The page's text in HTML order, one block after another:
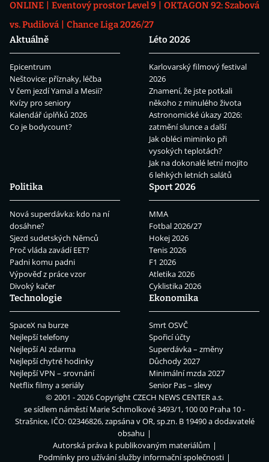
ONLINE
Eventový prostor Level 9
OKTAGON 92: Szabová
vs. Pudilová
Chance Liga 2026/27
Aktuálně
Epicentrum
Neštovice: příznaky, léčba
V čem jezdí Yamal a Mesii?
Kvízy pro seniory
Kalendář úplňků 2026
Co je bodycount?
Léto 2026
Karlovarský filmový festival
2026
Znamení, že jste potkali
někoho z minulého života
Astronomické úkazy 2026:
zatmění slunce a další
Jak obléci miminko při
vysokých teplotách?
Jak na dokonalé letní mojito
6 lehkých letních salátů
Politika
Nová superdávka: kdo na ní
dosáhne?
Sjezd sudetských Němců
Proč vláda zavádí EET?
Padni komu padni
Výpověď z práce vzor
Divoký kačer
Sport 2026
MMA
Fotbal 2026/27
Hokej 2026
Tenis 2026
F1 2026
Atletika 2026
Cyklistika 2026
Technologie
SpaceX na burze
Nejlepší telefony
Nejlepší AI zdarma
Nejlepší chytré hodinky
Nejlepší VPN – srovnání
Netflix filmy a seriály
Ekonomika
Smrt OSVČ
Spořicí účty
Superdávka – změny
Důchody 2027
Minimální mzda 2027
Senior Pas – slevy
© 2001 - 2026 CopyrightCZECH NEWS CENTER a.s.
se sídlem náměstí Marie Schmolkové 3493/1, 100 00 Praha 10 -
Strašnice, IČO: 02346826, zapsána v OR, sp.zn. B 19490 a dodavatelé
obsahu
Autorská práva k publikovaným materiálům
Podmínky pro užívání služby informační společnosti